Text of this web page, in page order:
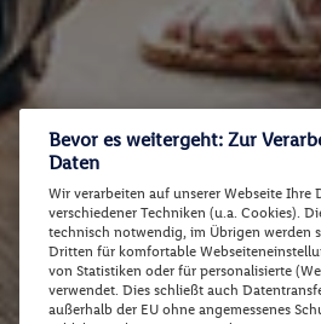
Bevor es weitergeht: Zur
Daten
Wir verarbeiten auf unserer Webseite Ihre
verschiedener Techniken (u.a. Cookies).
technisch notwendig, im Übrigen werden
Dritten für komfortable
von Statistiken oder für personalisierte
verwendet. Dies schließt auch
außerhalb der EU ohne angemessenes